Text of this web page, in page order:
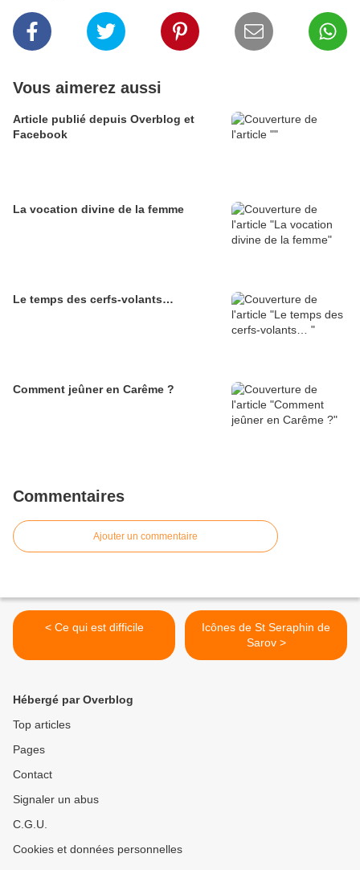
Vous aimerez aussi
Article publié depuis Overblog et
Facebook
La vocation divine de la femme
Le temps des cerfs-volants…
Comment jeûner en Carême ?
Commentaires
Ajouter un commentaire
< Ce qui est difficile
Icônes de St Seraphin de
Sarov >
Hébergé par Overblog
Top articles
Pages
Contact
Signaler un abus
C.G.U.
Cookies et données personnelles